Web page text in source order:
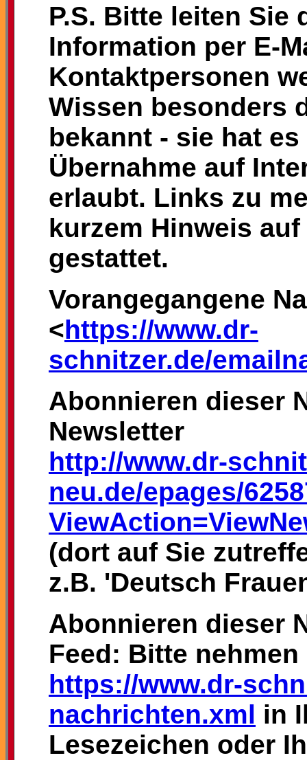
P.S. Bitte leiten Sie
Information per E-
Kontaktpersonen
Wissen besonders
bekannt - sie hat
Übernahme auf
erlaubt. Links zu
kurzem Hinweis
gestattet.
Vorangegangene
<https://www.dr-
schnitzer.de/
Abonnieren dieser
Newsletter
http://www.dr-
neu.de/epages/
(dort auf Sie
z.B. 'Deutsch
Abonnieren dieser
Feed: Bitte
https://www.dr-
nachrichten.xml in
Lesezeichen oder